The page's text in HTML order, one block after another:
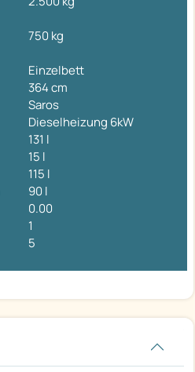
750 kg
Einzelbett
364 cm
Saros
Dieselheizung 6kW
131 l
15 l
115 l
90 l
0.00
1
5